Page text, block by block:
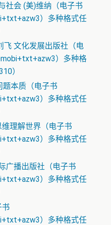
社会 (美)维纳（电子书
）多种格式任
飞 文化发展出版社（电
）多种格
）
题本质（电子书
）多种格式任
理解世界（电子书
）多种格式任
广播出版社（电子书
）多种格式任
）多种格式任